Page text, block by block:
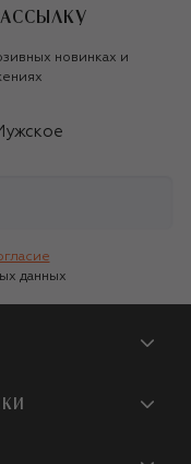
новинках и
данных